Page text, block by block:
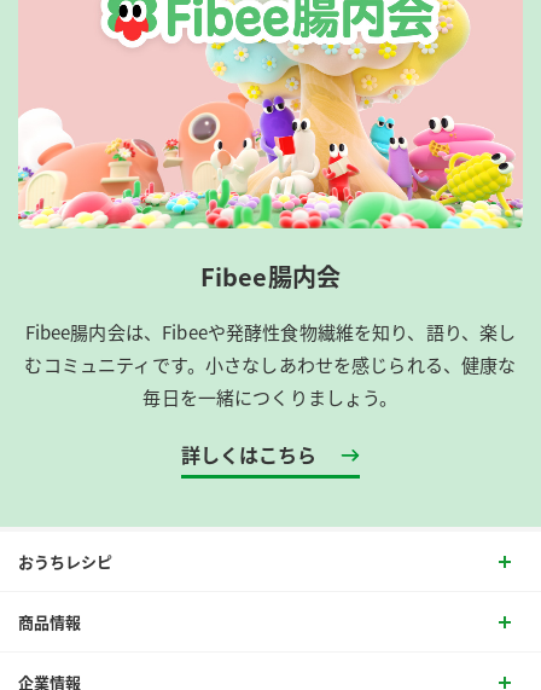
Fibee腸内会
Fibee腸内会は、​Fibeeや発酵性食物繊維を知り、語り、楽し
むコミュニティです。​小さなしあわせを感じられる、健康な
毎日を一緒につくりましょう。
詳しくはこちら
おうちレシピ
商品情報
企業情報